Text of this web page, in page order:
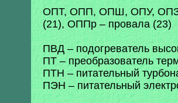
ОПТ, ОПП, ОПШ, ОПУ, ОПЗ –
(21), ОППр – провала (23)
ПВД – подогреватель
ПТ – преобразователь
ПТН – питательный
ПЭН – питательный